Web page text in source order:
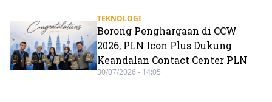
TEKNOLOGI
Borong Penghargaan di CCW
2026, PLN Icon Plus Dukung
Keandalan Contact Center PLN
30/07/2026 - 14:05